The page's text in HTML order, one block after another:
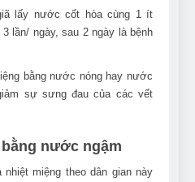
lấy nước cốt hòa cùng 1 ít
lần/ ngày, sau 2 ngày là bệnh
bằng nước nóng hay nước
sự sưng đau của các vết
nước ngậm
miệng theo dân gian này